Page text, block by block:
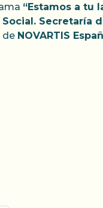
“Estamos a tu
de NOVARTIS